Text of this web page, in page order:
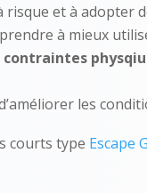
et à adopter
à mieux
contraintes
les
courts type Escape